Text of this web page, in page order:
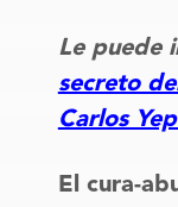
Le puede
secreto
Carlos
El cura-